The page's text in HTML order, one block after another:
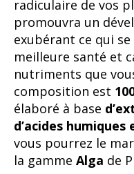
radiculaire de vos
promouvra un
exubérant ce qui
meilleure santé et
nutriments que
composition est
élaboré à base
d’acides humiques
vous pourrez le
la gamme Alga de